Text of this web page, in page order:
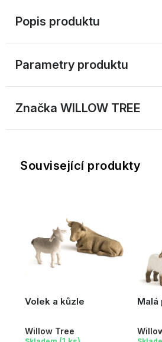
Popis produktu
Parametry produktu
Značka WILLOW TREE
Související produkty
Volek a kůzle
Willow Tree
Malá